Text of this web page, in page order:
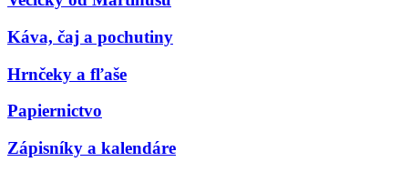
Káva, čaj a pochutiny
Hrnčeky a fľaše
Papiernictvo
Zápisníky a kalendáre